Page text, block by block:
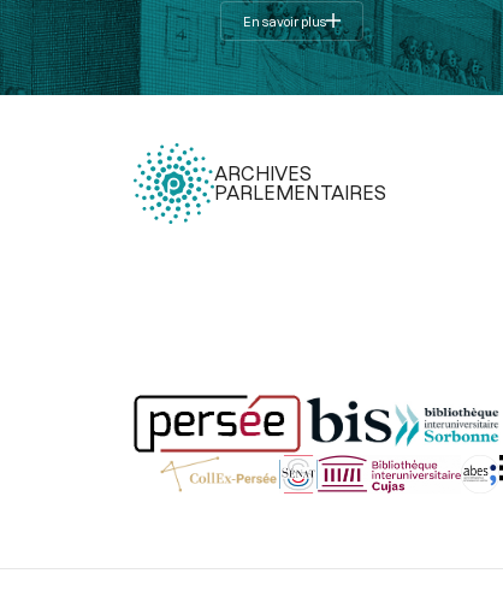
En savoir plus
ARCHIVES
PARLEMENTAIRES
Légal